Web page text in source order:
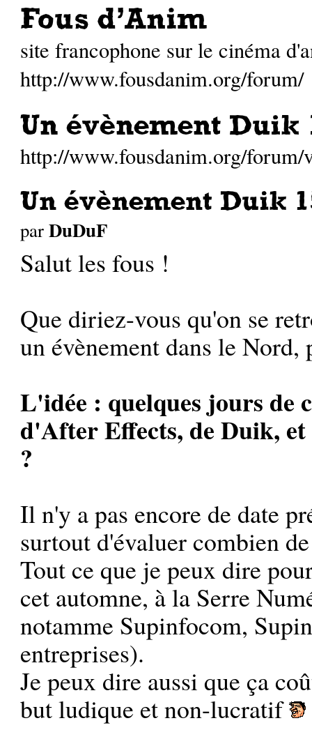
Fous d'Anim
site francophone sur le cinéma
http://www.fousdanim.org/forum/
Un évènement Duik
http://www.fousdanim.org/
Un évènement Duik
parDuDuF
Salut les fous !
Que diriez-vous qu'on se
un évènement dans le
L'idée : quelques jours de
d'After Effects, de Duik,
?
Il n'y a pas encore de date
surtout d'évaluer combien
Tout ce que je peux dire
cet automne, à la Serre
notamme Supinfocom,
entreprises).
Je peux dire aussi que ça
but ludique et non-lucratif